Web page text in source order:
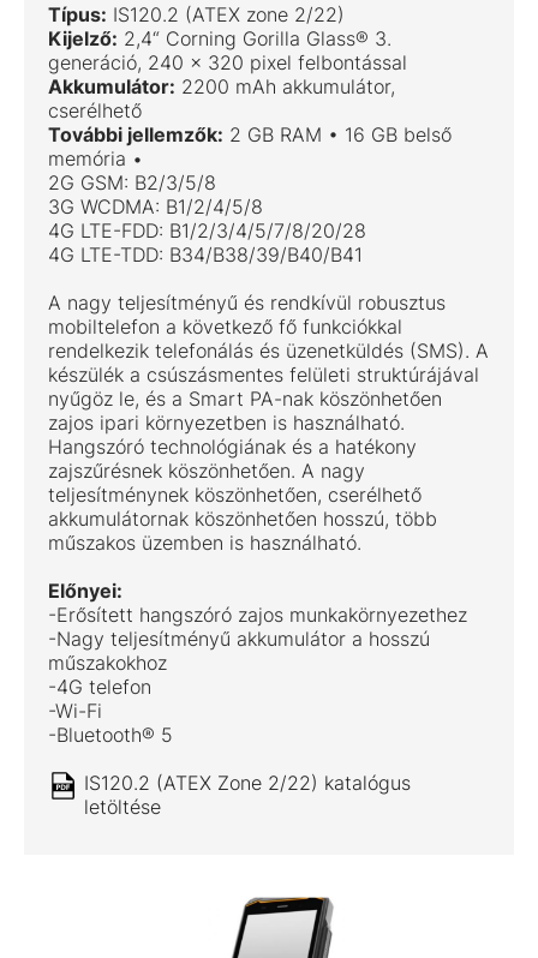
Típus: IS120.2 (ATEX zone 2/22)
Kijelző: 2,4“ Corning Gorilla Glass® 3.
generáció, 240 x 320 pixel felbontással
Akkumulátor: 2200 mAh akkumulátor,
cserélhető
További jellemzők: 2 GB RAM • 16 GB belső
memória •
2G GSM: B2/3/5/8
3G WCDMA: B1/2/4/5/8
4G LTE-FDD: B1/2/3/4/5/7/8/20/28
4G LTE-TDD: B34/B38/39/B40/B41
A nagy teljesítményű és rendkívül robusztus
mobiltelefon a következő fő funkciókkal
rendelkezik telefonálás és üzenetküldés (SMS). A
készülék a csúszásmentes felületi struktúrájával
nyűgöz le, és a Smart PA-nak köszönhetően
zajos ipari környezetben is használható.
Hangszóró technológiának és a hatékony
zajszűrésnek köszönhetően. A nagy
teljesítménynek köszönhetően, cserélhető
akkumulátornak köszönhetően hosszú, több
műszakos üzemben is használható.
Előnyei:
-Erősített hangszóró zajos munkakörnyezethez
-Nagy teljesítményű akkumulátor a hosszú
műszakokhoz
-4G telefon
-Wi-Fi
-Bluetooth® 5
IS120.2 (ATEX Zone 2/22) katalógus
letöltése